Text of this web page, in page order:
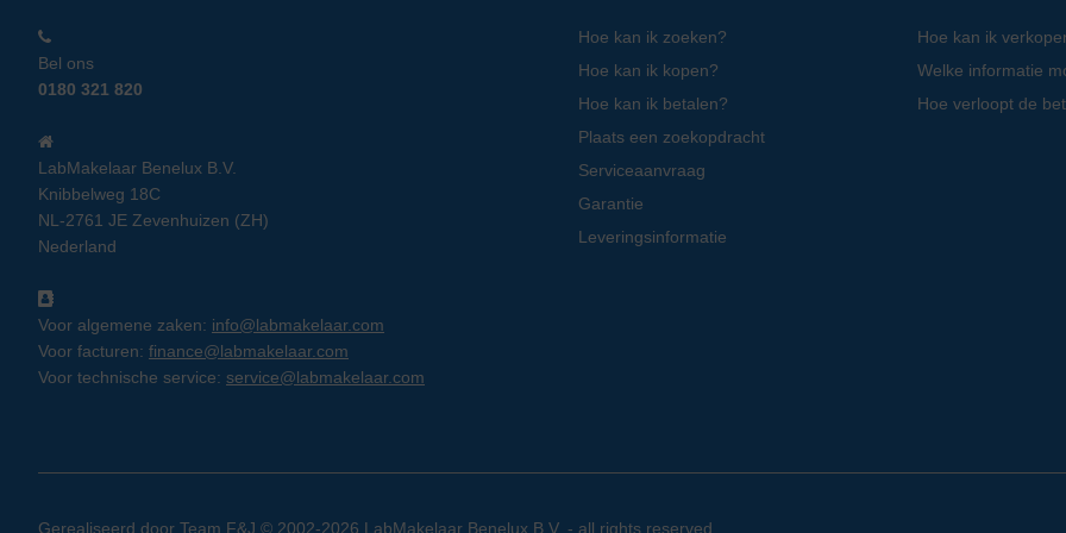
Bel ons
0180 321 820
LabMakelaar Benelux B.V.
Knibbelweg 18C
NL-2761 JE Zevenhuizen (ZH)
Nederland
Voor algemene zaken: info@labmakelaar.com
Voor facturen: finance@labmakelaar.com
Voor technische service: service@labmakelaar.com
Hoe kan ik zoeken?
Hoe kan ik kopen?
Hoe kan ik betalen?
Plaats een zoekopdracht
Serviceaanvraag
Garantie
Leveringsinformatie
Hoe kan ik
Welke informatie
Hoe verloopt de
Gerealiseerd door Team F&J © 2002-2026 LabMakelaar Benelux B.V. - all rights reserved